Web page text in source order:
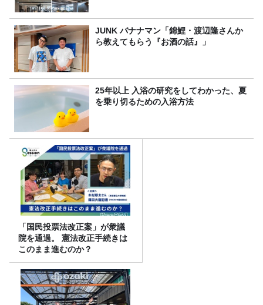
JUNK バナナマン「錦鯉・渡辺隆さんか
ら教えてもらう『お酒の話』」
25年以上 入浴の研究をしてわかった、夏
を乗り切るための入浴方法
「国民投票法改正案」が衆議
院を通過。 憲法改正手続きは
このまま進むのか？